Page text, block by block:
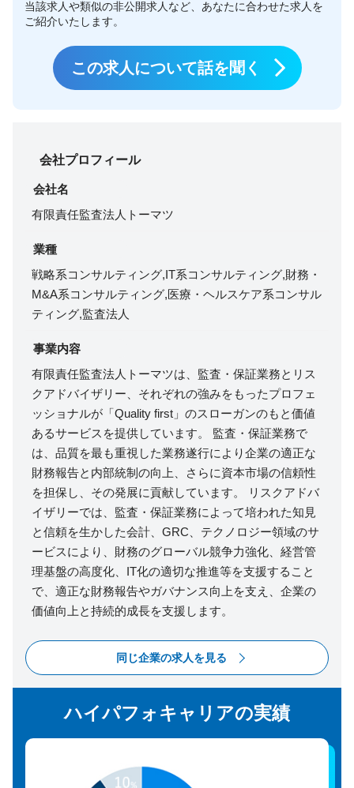
当該求人や類似の非公開求人など、あなたに合わせた求人を
ご紹介いたします。
この求人について話を聞く
会社プロフィール
会社名
有限責任監査法人トーマツ
業種
戦略系コンサルティング,IT系コンサルティング,財務・
M&A系コンサルティング,医療・ヘルスケア系コンサル
ティング,監査法人
事業内容
有限責任監査法人トーマツは、監査・保証業務とリス
クアドバイザリー、それぞれの強みをもったプロフェ
ッショナルが「Quality first」のスローガンのもと価値
あるサービスを提供しています。 監査・保証業務で
は、品質を最も重視した業務遂行により企業の適正な
財務報告と内部統制の向上、さらに資本市場の信頼性
を担保し、その発展に貢献しています。 リスクアドバ
イザリーでは、監査・保証業務によって培われた知見
と信頼を生かした会計、GRC、テクノロジー領域のサ
ービスにより、財務のグローバル競争力強化、経営管
理基盤の高度化、IT化の適切な推進等を支援すること
で、適正な財務報告やガバナンス向上を支え、企業の
価値向上と持続的成長を支援します。
同じ企業の求人を見る
ハイパフォキャリアの実績